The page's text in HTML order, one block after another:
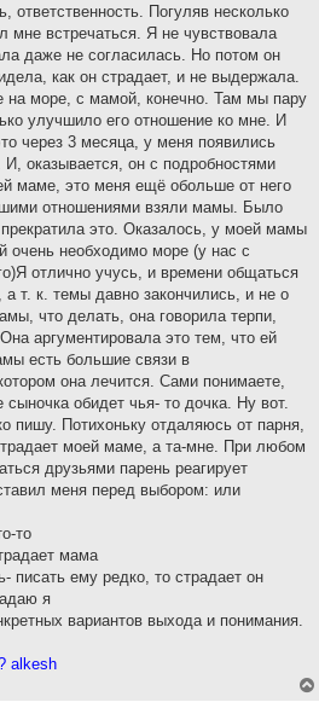
ответственность. Погуляв несколько
мне встречаться. Я не чувствовала
даже не согласилась. Но потом он
как он страдает, и не выдержала.
на море, с мамой, конечно. Там мы пару
улучшило его отношение ко мне. И
через 3 месяца, у меня появились
оказывается, он с подробностями
маме, это меня ещё обольше от него
отношениями взяли мамы. Было
это. Оказалось, у моей мамы
очень необходимо море (у нас с
отлично учусь, и времени общаться
т. к. темы давно закончились, и не о
что делать, она говорила терпи,
аргументировала это тем, что ей
есть большие связи в
она лечится. Сами понимаете,
обидет чья- то дочка. Ну вот.
пишу. Потихоньку отдаляюсь от парня,
моей маме, а та-мне. При любом
друзьями парень реагирует
меня перед выбором: или
то
мама
писать ему редко, то страдает он
я
вариантов выхода и понимания.
alkesh